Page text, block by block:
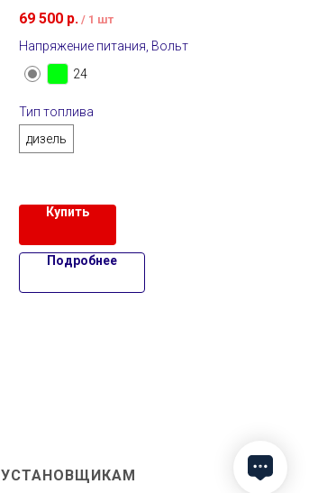
69 500 р. / 1 шт
Напряжение питания, Вольт
24
Тип топлива
дизель
Купить
Подробнее
УСТАНОВЩИКАМ